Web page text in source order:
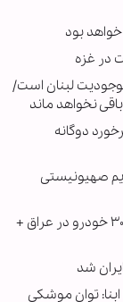
خواهد بود
در غزه
لبنان است/
نخواهد ماند
دوگانه
صهیونیستی
۲۸ کشته و زخمی براثر برخورد یک کامیون به ۳۰ خودرو در عراق +
شد
توان موشکی